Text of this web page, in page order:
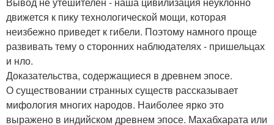
движется к пику технологической мощи, которая
неизбежно приведет к гибели. Поэтому намного проще
развивать тему о сторонних наблюдателях - пришельцах
и нло.
Доказательства, содержащиеся в древнем эпосе.
О существовании странных существ рассказывает
мифология многих народов. Наиболее ярко это
выражено в индийском древнем эпосе. Махабхарата или